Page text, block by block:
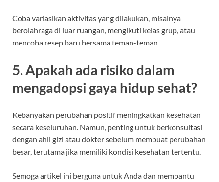
Coba variasikan aktivitas yang dilakukan, misalnya
berolahraga di luar ruangan, mengikuti kelas grup, atau
mencoba resep baru bersama teman-teman.
5. Apakah ada risiko dalam
mengadopsi gaya hidup sehat?
Kebanyakan perubahan positif meningkatkan kesehatan
secara keseluruhan. Namun, penting untuk berkonsultasi
dengan ahli gizi atau dokter sebelum membuat perubahan
besar, terutama jika memiliki kondisi kesehatan tertentu.
Semoga artikel ini berguna untuk Anda dan membantu